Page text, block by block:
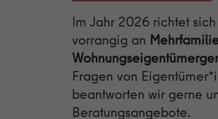
Im Jahr 2026 richtet
vorrangig an
Fragen von
beantworten wir gerne
Beratungsangebote.